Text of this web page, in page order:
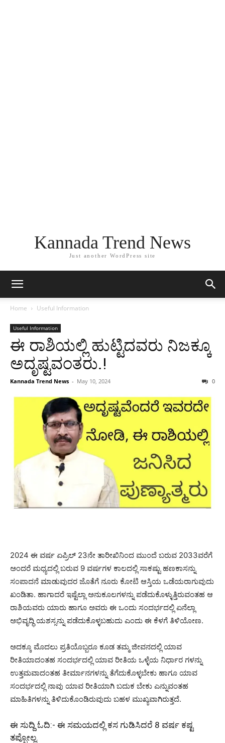
Kannada Trend News
Just another WordPress site
Home Useful Information
Useful Information
ಈ ರಾಶಿಯಲ್ಲಿ ಹುಟ್ಟಿದವರು ನಿಜಕ್ಕೂ
ಅದೃಷ್ಟವಂತರು.!
Kannada Trend News - May 10, 2024 0
2024 ಈ ವರ್ಷ ಏಪ್ರಿಲ್ 23ನೇ ತಾರೀಖಿನಿಂದ ಮುಂದೆ ಬರುವ 2033ವರೆಗೆ
ಅಂದರೆ ಮಧ್ಯದಲ್ಲಿ ಬರುವ 9 ವರ್ಷಗಳ ಕಾಲದಲ್ಲಿ ಸಾಕಷ್ಟು ಹಣಕಾಸನ್ನು
ಸಂಪಾದನೆ ಮಾಡುವುದರ ಜೊತೆಗೆ ನೂರು ಕೋಟಿ ಆಸ್ತಿಯ ಒಡೆಯರಾಗುವುದು
ಖಂಡಿತಾ. ಹಾಗಾದರೆ ಇಷ್ಟೆಲ್ಲಾ ಅನುಕೂಲಗಳನ್ನು ಪಡೆದುಕೊಳ್ಳುತ್ತಿರುವಂತಹ ಆ
ರಾಶಿಯವರು ಯಾರು ಹಾಗೂ ಅವರು ಈ ಒಂದು ಸಂದರ್ಭದಲ್ಲಿ ಏನೆಲ್ಲಾ
ಅಭಿವೃದ್ಧಿ ಯಶಸ್ಸನ್ನು ಪಡೆದುಕೊಳ್ಳಬಹುದು ಎಂದು ಈ ಕೆಳಗೆ ತಿಳಿಯೋಣ.
ಅದಕ್ಕೂ ಮೊದಲು ಪ್ರತಿಯೊಬ್ಬರೂ ಕೂಡ ತಮ್ಮ ಜೀವನದಲ್ಲಿ ಯಾವ
ರೀತಿಯಾದಂತಹ ಸಂದರ್ಭದಲ್ಲಿ ಯಾವ ರೀತಿಯ ಒಳ್ಳೆಯ ನಿರ್ಧಾರ ಗಳನ್ನು
ಉತ್ತಮವಾದಂತಹ ತೀರ್ಮಾನಗಳನ್ನು ತೆಗೆದುಕೊಳ್ಳಬೇಕು ಹಾಗೂ ಯಾವ
ಸಂದರ್ಭದಲ್ಲಿ ನಾವು ಯಾವ ರೀತಿಯಾಗಿ ಬದುಕ ಬೇಕು ಎನ್ನುವಂತಹ
ಮಾಹಿತಿಗಳನ್ನು ತಿಳಿದುಕೊಂಡಿರುವುದು ಬಹಳ ಮುಖ್ಯವಾಗಿರುತ್ತದೆ.
ಈ ಸುದ್ದಿ ಓದಿ:- ಈ ಸಮಯದಲ್ಲಿ ಕಸ ಗುಡಿಸಿದರೆ 8 ವರ್ಷ ಕಷ್ಟ
ತಪ್ಪೋಲ್ಲ.